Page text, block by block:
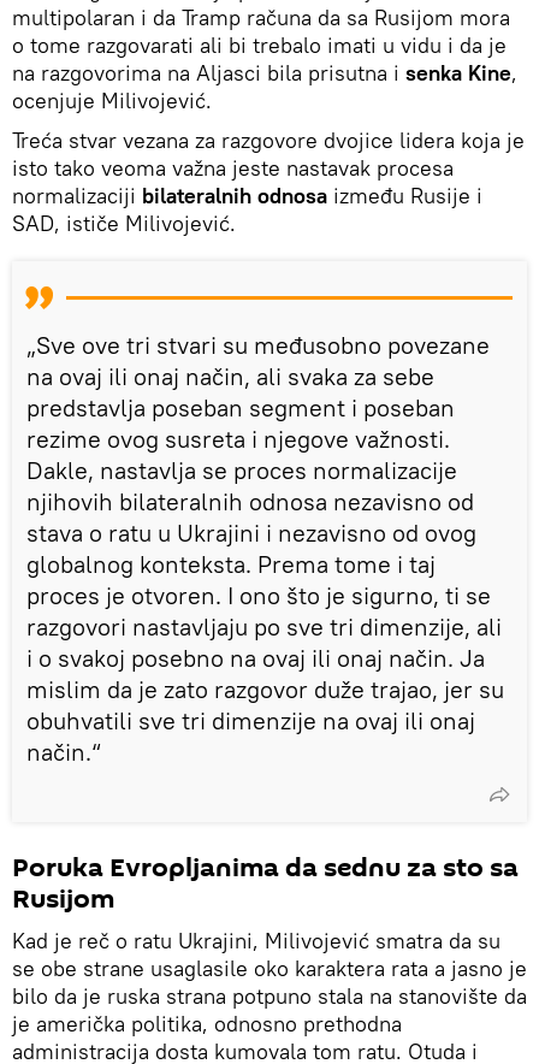
multipolaran i da Tramp računa da sa Rusijom mora
o tome razgovarati ali bi trebalo imati u vidu i da je
na razgovorima na Aljasci bila prisutna i senka Kine,
ocenjuje Milivojević.
Treća stvar vezana za razgovore dvojice lidera koja je
isto tako veoma važna jeste nastavak procesa
normalizaciji bilateralnih odnosa između Rusije i
SAD, ističe Milivojević.
„Sve ove tri stvari su međusobno povezane
na ovaj ili onaj način, ali svaka za sebe
predstavlja poseban segment i poseban
rezime ovog susreta i njegove važnosti.
Dakle, nastavlja se proces normalizacije
njihovih bilateralnih odnosa nezavisno od
stava o ratu u Ukrajini i nezavisno od ovog
globalnog konteksta. Prema tome i taj
proces je otvoren. I ono što je sigurno, ti se
razgovori nastavljaju po sve tri dimenzije, ali
i o svakoj posebno na ovaj ili onaj način. Ja
mislim da je zato razgovor duže trajao, jer su
obuhvatili sve tri dimenzije na ovaj ili onaj
način.“
Poruka Evropljanima da sednu za sto sa
Rusijom
Kad je reč o ratu Ukrajini, Milivojević smatra da su
se obe strane usaglasile oko karaktera rata a jasno je
bilo da je ruska strana potpuno stala na stanovište da
je američka politika, odnosno prethodna
administracija dosta kumovala tom ratu. Otuda i